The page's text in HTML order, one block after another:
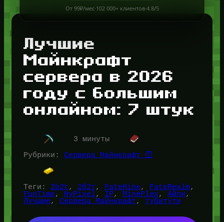
От 99₽/мес·102 000+ клиентов·4.8/5
Лучшие
Майнкрафт
сервера в 2026
году с большим
онлайном: 7 штук
3 минуты
Рубрики: Сервера Майнкрафт 🛜
Теги: 2b2t, 2б2т, FateMine, FateRealm
FunTime, HyPixel, IP, MinePlex, Айпи
Лучшие, Сервера Майнкрафт, тубитути